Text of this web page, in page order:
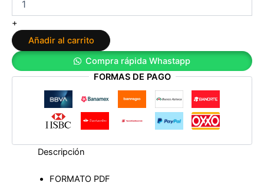
de
Jorge
Laborda
cantidad
+
Añadir al carrito
Compra rápida Whastapp
FORMAS DE PAGO
Descripción
FORMATO PDF